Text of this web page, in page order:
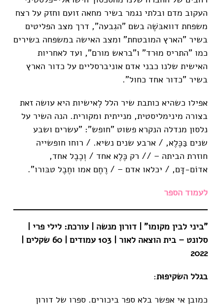
העקוב מדם ובלתי נגמר בשיר מחאה זועם וחזק על רצח
משפחת דוואבּשֶׁה בשם "הגִבעה", דרך מצב הפליטים
בשיר "הארץ המובטחת" ומצב האישה במשפחה בשירים
כמו "התריס מוּרד" ו"בראש מורם", ועד לאחריות
האישית שלנו כבני אדם אוניברסליים על כדור הארץ
בשיר "כדור אחד כחול".
אפילו כשהיא כותבת שיר הלל לְאישיות היא עושה זאת
בצורה מינימליסטית, מנייתית ומקורית. הנה השיר על
נלסון מנדלה הנקרא פשוט "חופש": "עשרים ושבע
שנים בַּכֶּלֶא, / ארבע שנים נשיא. / רוחו חופשייה
חוזרת הביתה – // רק כֶּלֶא אחד / וְכֶבֶל אחד,
אדוֹם-דָּם, / יכלאו אדם – / רֶחֶם אמו וחֶבֶל טבּורו".
לעמוד הספר
"ביני לבין מקומו" | דורון מנשה | עורכת: לילי פרי |
סלונט – בית הוצאה לאור | 103 עמודים | 60 שקלים |
2022
בגלל השקיפוּת:
כמובן אי אפשר בלא ספר ביכורים. ספרו של דורון